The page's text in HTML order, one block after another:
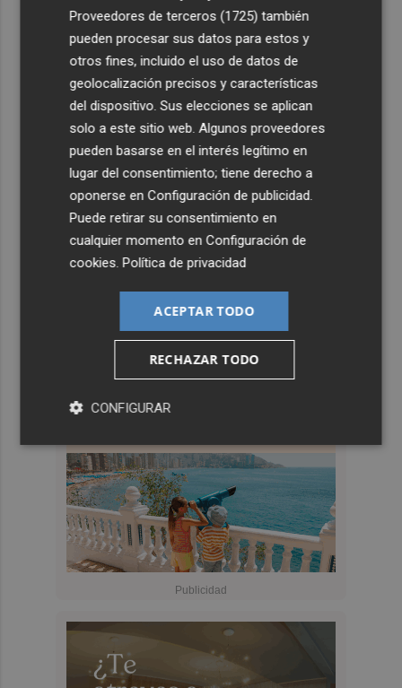
Proveedores de terceros (1725) también
pueden procesar sus datos para estos y
otros fines, incluido el uso de datos de
geolocalización precisos y características
del dispositivo. Sus elecciones se aplican
solo a este sitio web. Algunos proveedores
pueden basarse en el interés legítimo en
lugar del consentimiento; tiene derecho a
oponerse enConfiguración de publicidad.
Puede retirar su consentimiento en
cualquier momento enConfiguración de
cookies.Política de privacidad
ACEPTAR TODO
RECHAZAR TODO
CONFIGURAR